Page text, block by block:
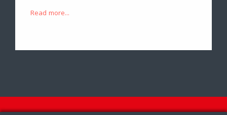
Read more...